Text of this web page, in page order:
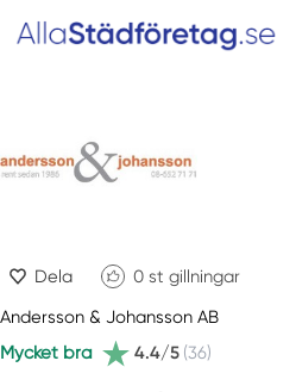
Dela 0 st gillningar
Andersson & Johansson AB
Mycket bra
4.4/5 (36)